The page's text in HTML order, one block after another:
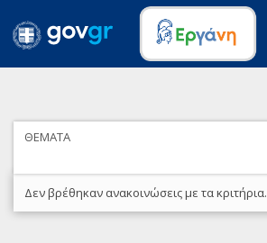
ΘΕΜΑΤΑ
Δεν βρέθηκαν ανακοινώσεις με τα κριτήρια.